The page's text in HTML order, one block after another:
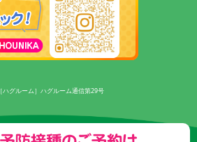
［ハグルーム］ハグルーム通信第29号